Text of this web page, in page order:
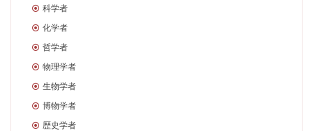
科学者
化学者
哲学者
物理学者
生物学者
博物学者
歴史学者